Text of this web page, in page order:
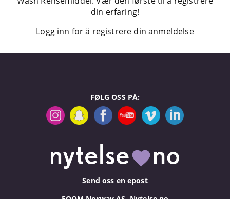
din erfaring!
Logg inn for å registrere din anmeldelse
FØLG OSS PÅ:
Send oss en epost